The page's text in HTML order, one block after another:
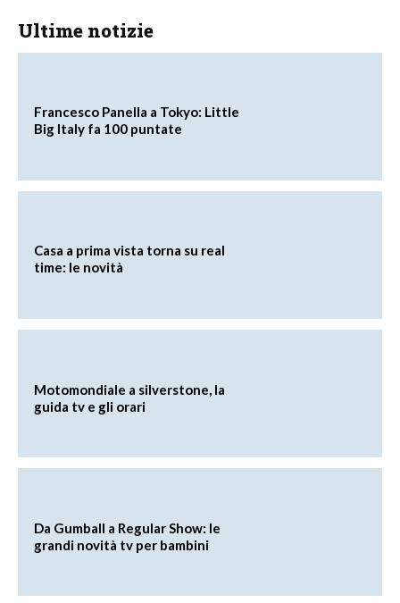
Ultime notizie
Francesco Panella a Tokyo: Little
Big Italy fa 100 puntate
Casa a prima vista torna su real
time: le novità
Motomondiale a silverstone, la
guida tv e gli orari
Da Gumball a Regular Show: le
grandi novità tv per bambini